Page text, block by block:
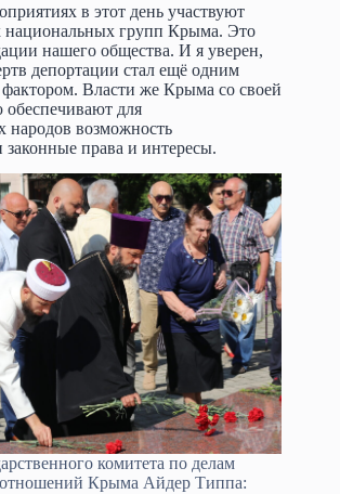
в этот день участвуют
национальных групп Крыма. Это
нашего общества. И я уверен,
депортации стал ещё одним
Власти же Крыма со своей
для
народов возможность
законные права и интересы.
комитета по делам
Крыма Айдер Типпа: